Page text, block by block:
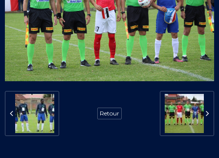
Retour